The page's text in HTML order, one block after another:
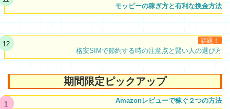
モッピーの稼ぎ方と有利な換金方法
話題！
格安SIMで節約する時の注意点と賢い人の選び方
期間限定ピックアップ
Amazonレビューで稼ぐ２つの方法